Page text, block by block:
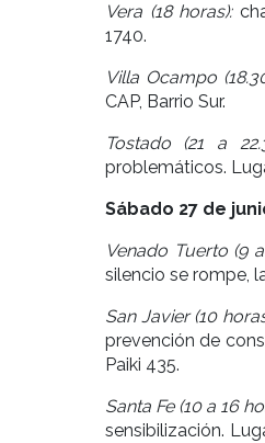
Vera (18 horas):
1740.
Villa Ocampo
CAP, Barrio Sur.
Tostado (21 a
problemáticos.
Sábado 27 de
Venado Tuerto (9
silencio se rompe,
San Javier (10
prevención de
Paiki 435.
Santa Fe (10 a 16
sensibilización.